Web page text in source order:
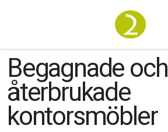
Begagnade och
återbrukade
kontorsmöbler